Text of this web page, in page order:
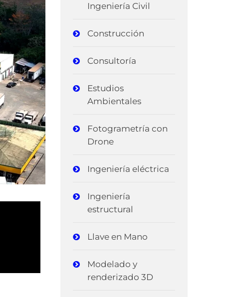
Ingeniería Civil
Construcción
Consultoría
Estudios
Ambientales
Fotogrametría con
Drone
Ingeniería eléctrica
Ingeniería
estructural
Llave en Mano
Modelado y
renderizado 3D